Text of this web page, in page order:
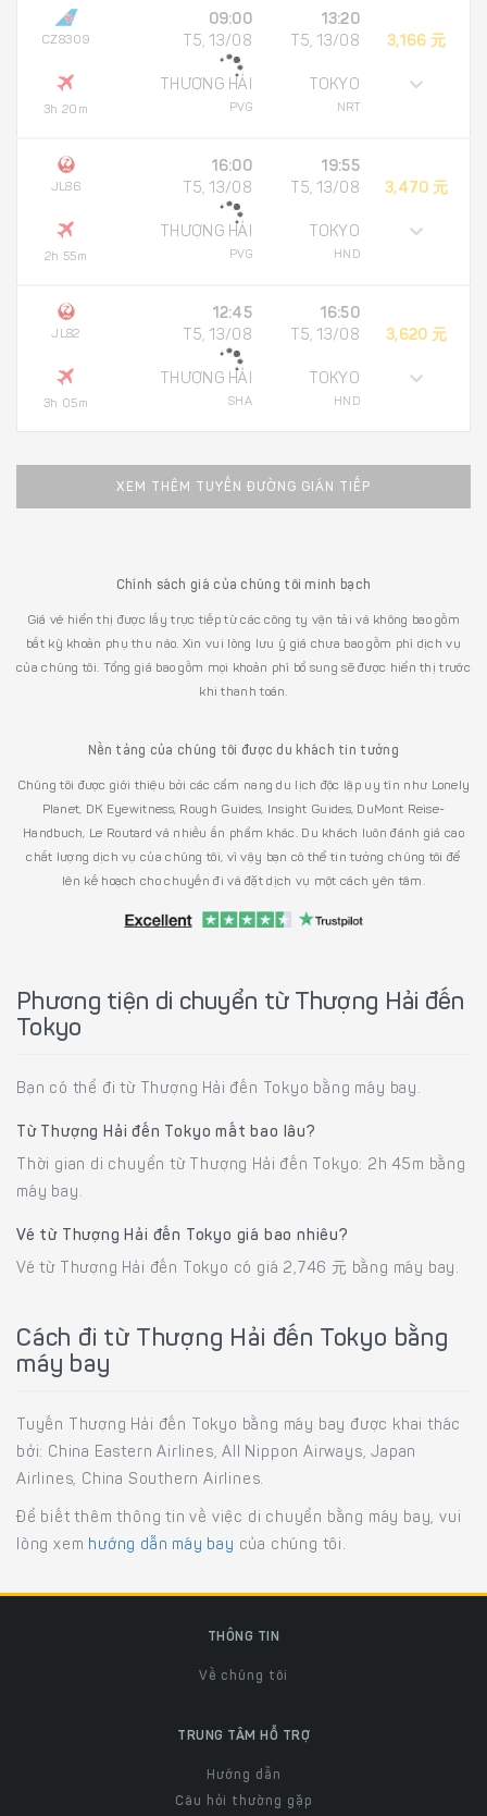
CZ8309
3h 20m
09:00
T5, 13/08
THƯỢNG HẢI
PVG
13:20
T5, 13/08
TOKYO
NRT
3,166 元
JL86
2h 55m
16:00
T5, 13/08
THƯỢNG HẢI
PVG
19:55
T5, 13/08
TOKYO
HND
3,470 元
JL82
3h 05m
12:45
T5, 13/08
THƯỢNG HẢI
SHA
16:50
T5, 13/08
TOKYO
HND
3,620 元
XEM THÊM TUYẾN ĐƯỜNG GIÁN TIẾP
Chính sách giá của chúng tôi minh bạch
Giá vé hiển thị được lấy trực tiếp từ các công ty vận tải và không bao gồm
bất kỳ khoản phụ thu nào. Xin vui lòng lưu ý giá chưa bao gồm phí dịch vụ
của chúng tôi. Tổng giá bao gồm mọi khoản phí bổ sung sẽ được hiển thị trước
khi thanh toán.
Nền tảng của chúng tôi được du khách tin tưởng
Chúng tôi được giới thiệu bởi các cẩm nang du lịch độc lập uy tín như Lonely
Planet, DK Eyewitness, Rough Guides, Insight Guides, DuMont Reise-
Handbuch, Le Routard và nhiều ấn phẩm khác. Du khách luôn đánh giá cao
chất lượng dịch vụ của chúng tôi, vì vậy bạn có thể tin tưởng chúng tôi để
lên kế hoạch cho chuyến đi và đặt dịch vụ một cách yên tâm.
Phương tiện di chuyển từ Thượng Hải đến
Tokyo
Bạn có thể đi từ Thượng Hải đến Tokyo bằng máy bay.
Từ Thượng Hải đến Tokyo mất bao lâu?
Thời gian di chuyển từ Thượng Hải đến Tokyo: 2h 45m bằng
máy bay.
Vé từ Thượng Hải đến Tokyo giá bao nhiêu?
Vé từ Thượng Hải đến Tokyo có giá 2,746 元 bằng máy bay.
Cách đi từ Thượng Hải đến Tokyo bằng
máy bay
Tuyến Thượng Hải đến Tokyo bằng máy bay được khai thác
bởi: China Eastern Airlines, All Nippon Airways, Japan
Airlines, China Southern Airlines.
Để biết thêm thông tin về việc di chuyển bằng máy bay, vui
lòng xem hướng dẫn máy bay của chúng tôi.
THÔNG TIN
Về chúng tôi
TRUNG TÂM HỖ TRỢ
Hướng dẫn
Câu hỏi thường gặp